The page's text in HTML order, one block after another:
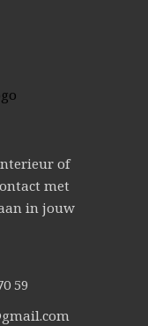
of
met
in jouw
59